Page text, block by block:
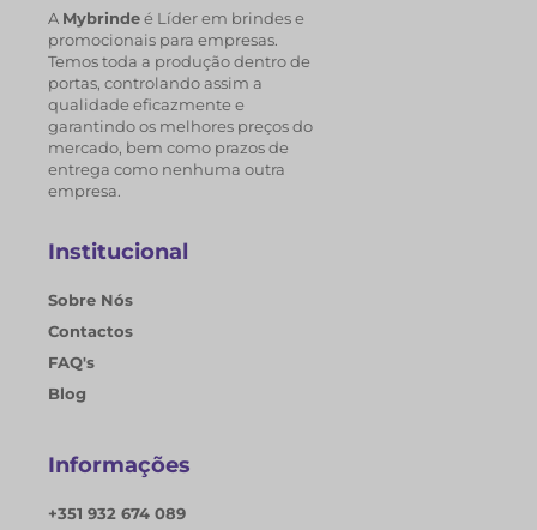
A Mybrindeé Líder em brindes e
promocionais para empresas.
Temos toda a produção dentro de
portas, controlando assim a
qualidade eficazmente e
garantindo os melhores preços do
mercado, bem como prazos de
entrega como nenhuma outra
empresa.
Institucional
Sobre Nós
Contactos
FAQ's
Blog
Informações
+351 932 674 089